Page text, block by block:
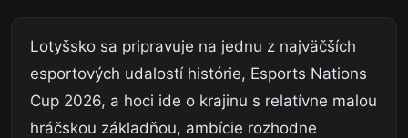
Lotyšsko sa pripravuje na jednu z najväčších
esportových udalostí histórie, Esports Nations
Cup 2026, a hoci ide o krajinu s relatívne malou
hráčskou základňou, ambície rozhodne